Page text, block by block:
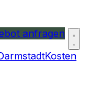
anfragen
Kosten